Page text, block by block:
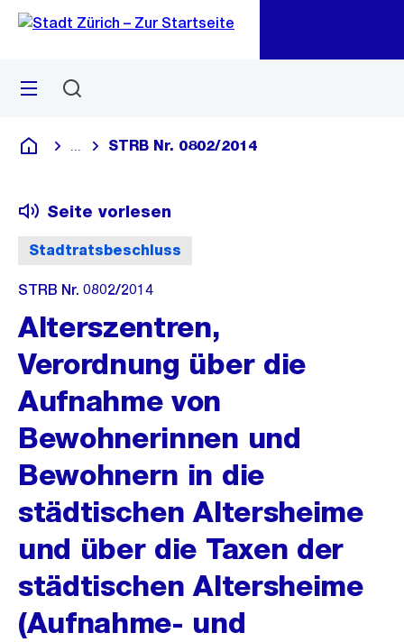
Navigation
Sprunglink
Menü
Deutsch
Blende alle Breadcrumbs ein
STRB Nr. 0802/2014
Stadtratsbeschluss
Seite vorlesen
STRB Nr. 0802/2014
Alterszentren,
Verordnung über die
Aufnahme von
Bewohnerinnen und
Bewohnern in die
städtischen Altersheime
und über die Taxen der
städtischen Altersheime
(Aufnahme- und